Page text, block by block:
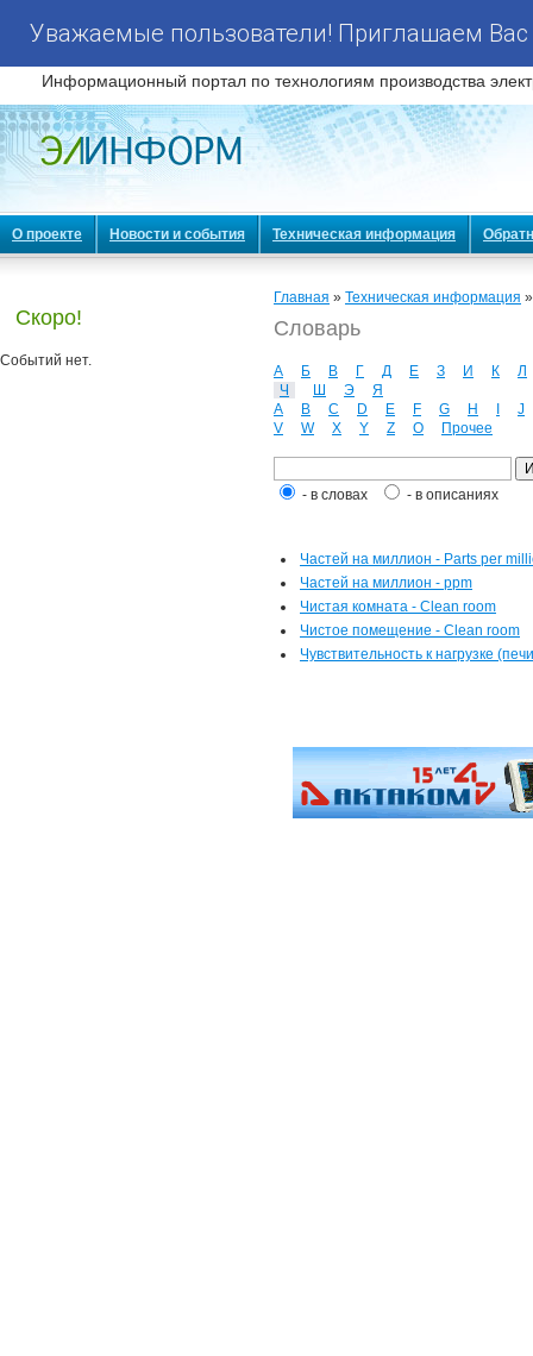
Уважаемые пользователи! Приглашаем
Информационный портал по технологиям производства
О проекте Новости и события Техническая информация
Скоро!
Событий нет.
Главная » Техническая информация
Словарь
А Б В Г Д Е З И К
Л
Ч
Ш Э
Я
A
B C D E F G H
J
V
W X Y Z О Прочее
- в словах - в описаниях
Частей на миллион - Parts per
Частей на миллион - ppm
Чистая комната - Clean room
Чистое помещение - Clean room
Чувствительность к нагрузке